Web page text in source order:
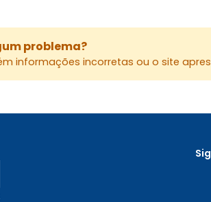
problema?
informações incorretas ou o site